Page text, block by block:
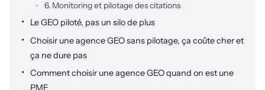
6. Monitoring et pilotage des citations
Le GEO piloté, pas un silo de plus
Choisir une agence GEO sans pilotage, ça coûte cher et
ça ne dure pas
Comment choisir une agence GEO quand on est une
PME